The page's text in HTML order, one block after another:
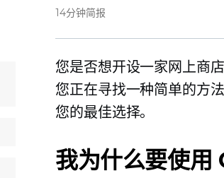
14分钟简报
您是否想开设一家网上商
您正在寻找一种简单的方
您的最佳选择。
我为什么要使用